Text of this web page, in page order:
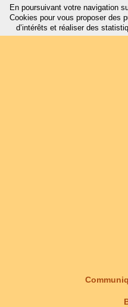
En poursuivant votre navigation
Cookies pour vous proposer des
d’intérêts et réaliser des